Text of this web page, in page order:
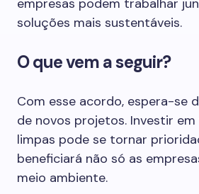
empresas podem trabalhar
soluções mais sustentáveis.
O que vem a seguir?
Com esse acordo, espera-se
de novos projetos. Investir
limpas pode se tornar
beneficiará não só as
meio ambiente.